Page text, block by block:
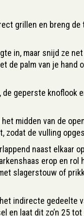
grillen en breng de
in, maar snijd ze
de palm van je hand
de geperste knoflook
midden van de
zodat de vulling
naast elkaar
erop en rol
slagerstouw of
indirecte gedeelte
en laat dit zo’n 25